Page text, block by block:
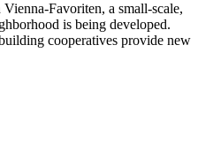
Favoriten, a small-scale,
is being developed.
cooperatives provide new